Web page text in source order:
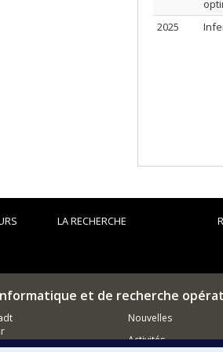
2025
LA RECHERCHE
et de recherche
Nouvelles
Activités